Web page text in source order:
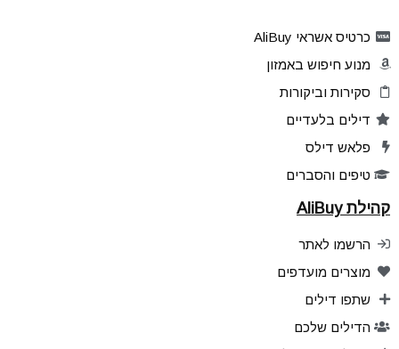
כרטיס אשראי AliBuy
מנוע חיפוש באמזון
סקירות וביקורות
דילים בלעדיים
פלאש דילס
טיפים והסברים
קהילת AliBuy
הרשמו לאתר
מוצרים מועדפים
שתפו דילים
הדילים שלכם